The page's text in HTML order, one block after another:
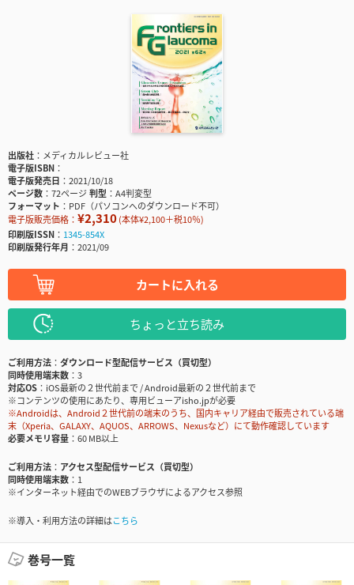
出版社
メディカルレビュー社
電子版ISBN
電子版発売日
2021/10/18
ページ数
72ページ判型
A4判変型
フォーマット
PDF（パソコンへのダウンロード不可）
電子版販売価格： ¥2,310(本体¥2,100＋税10％)
印刷版ISSN
1345-854X
印刷版発行年月
2021/09
カートに入れる
ちょっと立ち読み
ご利用方法
ダウンロード型配信サービス（買切型）
同時使用端末数
3
対応OS
iOS最新の２世代前まで / Android最新の２世代前まで
※コンテンツの使用にあたり、専用ビューアisho.jpが必要
※Androidは、Android２世代前の端末のうち、国内キャリア経由で販売されている端
末（Xperia、GALAXY、AQUOS、ARROWS、Nexusなど）にて動作確認しています
必要メモリ容量
60 MB以上
ご利用方法
アクセス型配信サービス（買切型）
同時使用端末数
1
※インターネット経由でのWEBブラウザによるアクセス参照
※導入・利用方法の詳細はこちら
巻号一覧